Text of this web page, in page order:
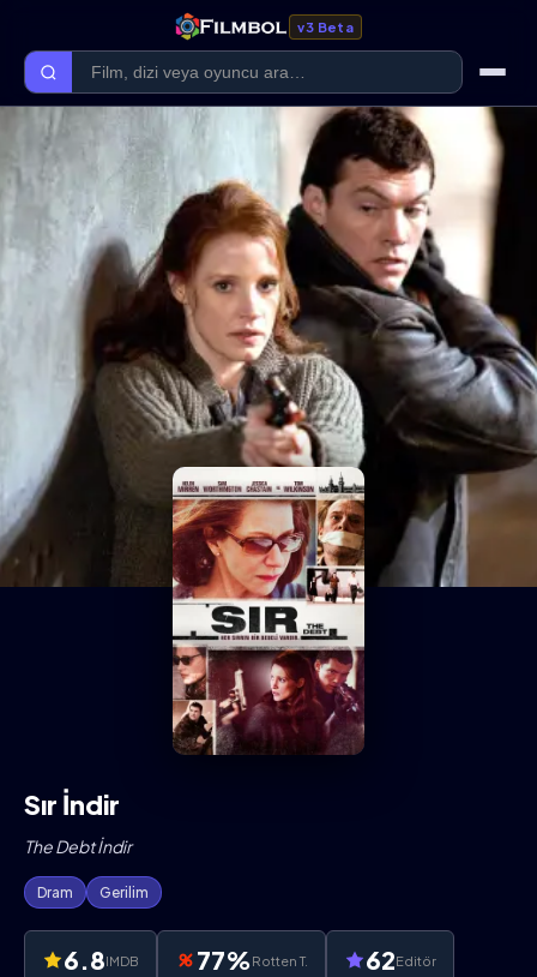
v3 Beta
Ana Sayfa
Kategoriler
Kaliteler
Film Kategorileri
Dizi Kategorileri
Giriş Yap
Sır İndir
The Debt İndir
Dram Gerilim
6.8IMDB 77%Rotten T. 62Editör